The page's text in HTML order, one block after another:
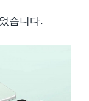
습니다.